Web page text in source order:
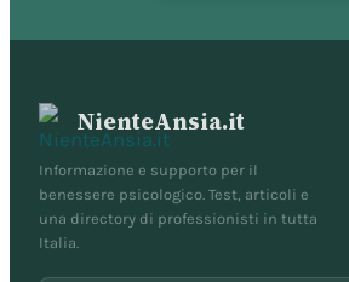
NienteAnsia.it
Informazione e supporto per il
benessere psicologico. Test, articoli e
una directory di professionisti in tutta
Italia.